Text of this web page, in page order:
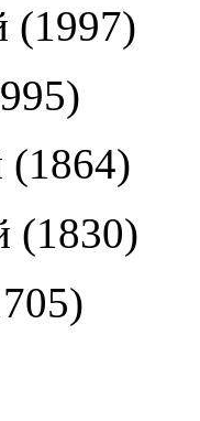
(1997)
(1864)
(1830)